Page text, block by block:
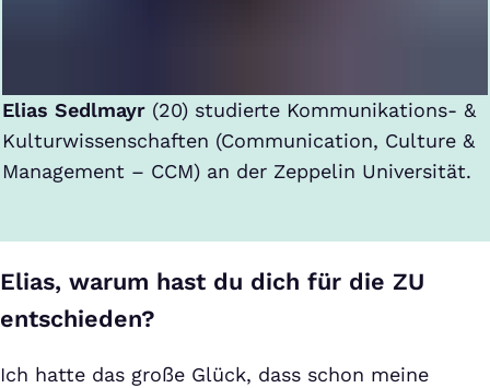
Elias Sedlmayr (20) studierte Kommunikations- &
Kulturwissenschaften (Communication, Culture &
Management – CCM) an der Zeppelin Universität.
Elias, warum hast du dich für die ZU
entschieden?
Ich hatte das große Glück, dass schon meine